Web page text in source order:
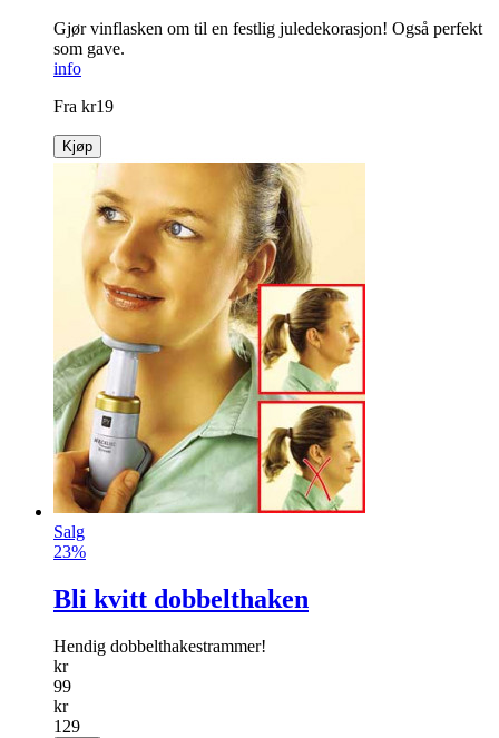
Gjør vinflasken om til en festlig jule­dekorasjon! Også perfekt
som gave.
info
Fra kr19
Kjøp
Salg
23%
Bli kvitt dobbelthaken
Hendig dobbelthakestrammer!
kr
99
kr
129